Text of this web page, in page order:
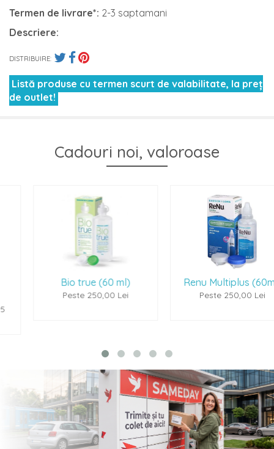
Termen de livrare*: 2-3 saptamani
Descriere:
DISTRIBUIRE:
Listă produse cu termen scurt de valabilitate, la preț
de outlet!
Cadouri noi, valoroase
Bio true (60 ml)
Peste 250,00 Lei
Renu Multiplus (60ml)
Peste 250,00 Lei